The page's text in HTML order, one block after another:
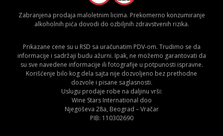
Zabranjena prodaja maloletnim licima. Prekomerno konzumiranje
alkoholnih pića dovodi do ozbiljnih zdravstvenih rizika.
Prikazane cene su u RSD sa uračunatim PDV-om. Trudimo se da
informacije i sadržaji budu ažurni. Ipak, ne možemo garantovati da
su sve navedene informacije ili fotografije u potpunosti ispravne.
Korišćenje bilo kog dela sajta nije dozvoljeno bez prethodne
dozvole i pisane saglasnosti.
Uslugu prodaje robe na daljinu vrši:
Wine Stars International doo
Njegoševa 28a, Beograd – Vračar
PIB: 110302690